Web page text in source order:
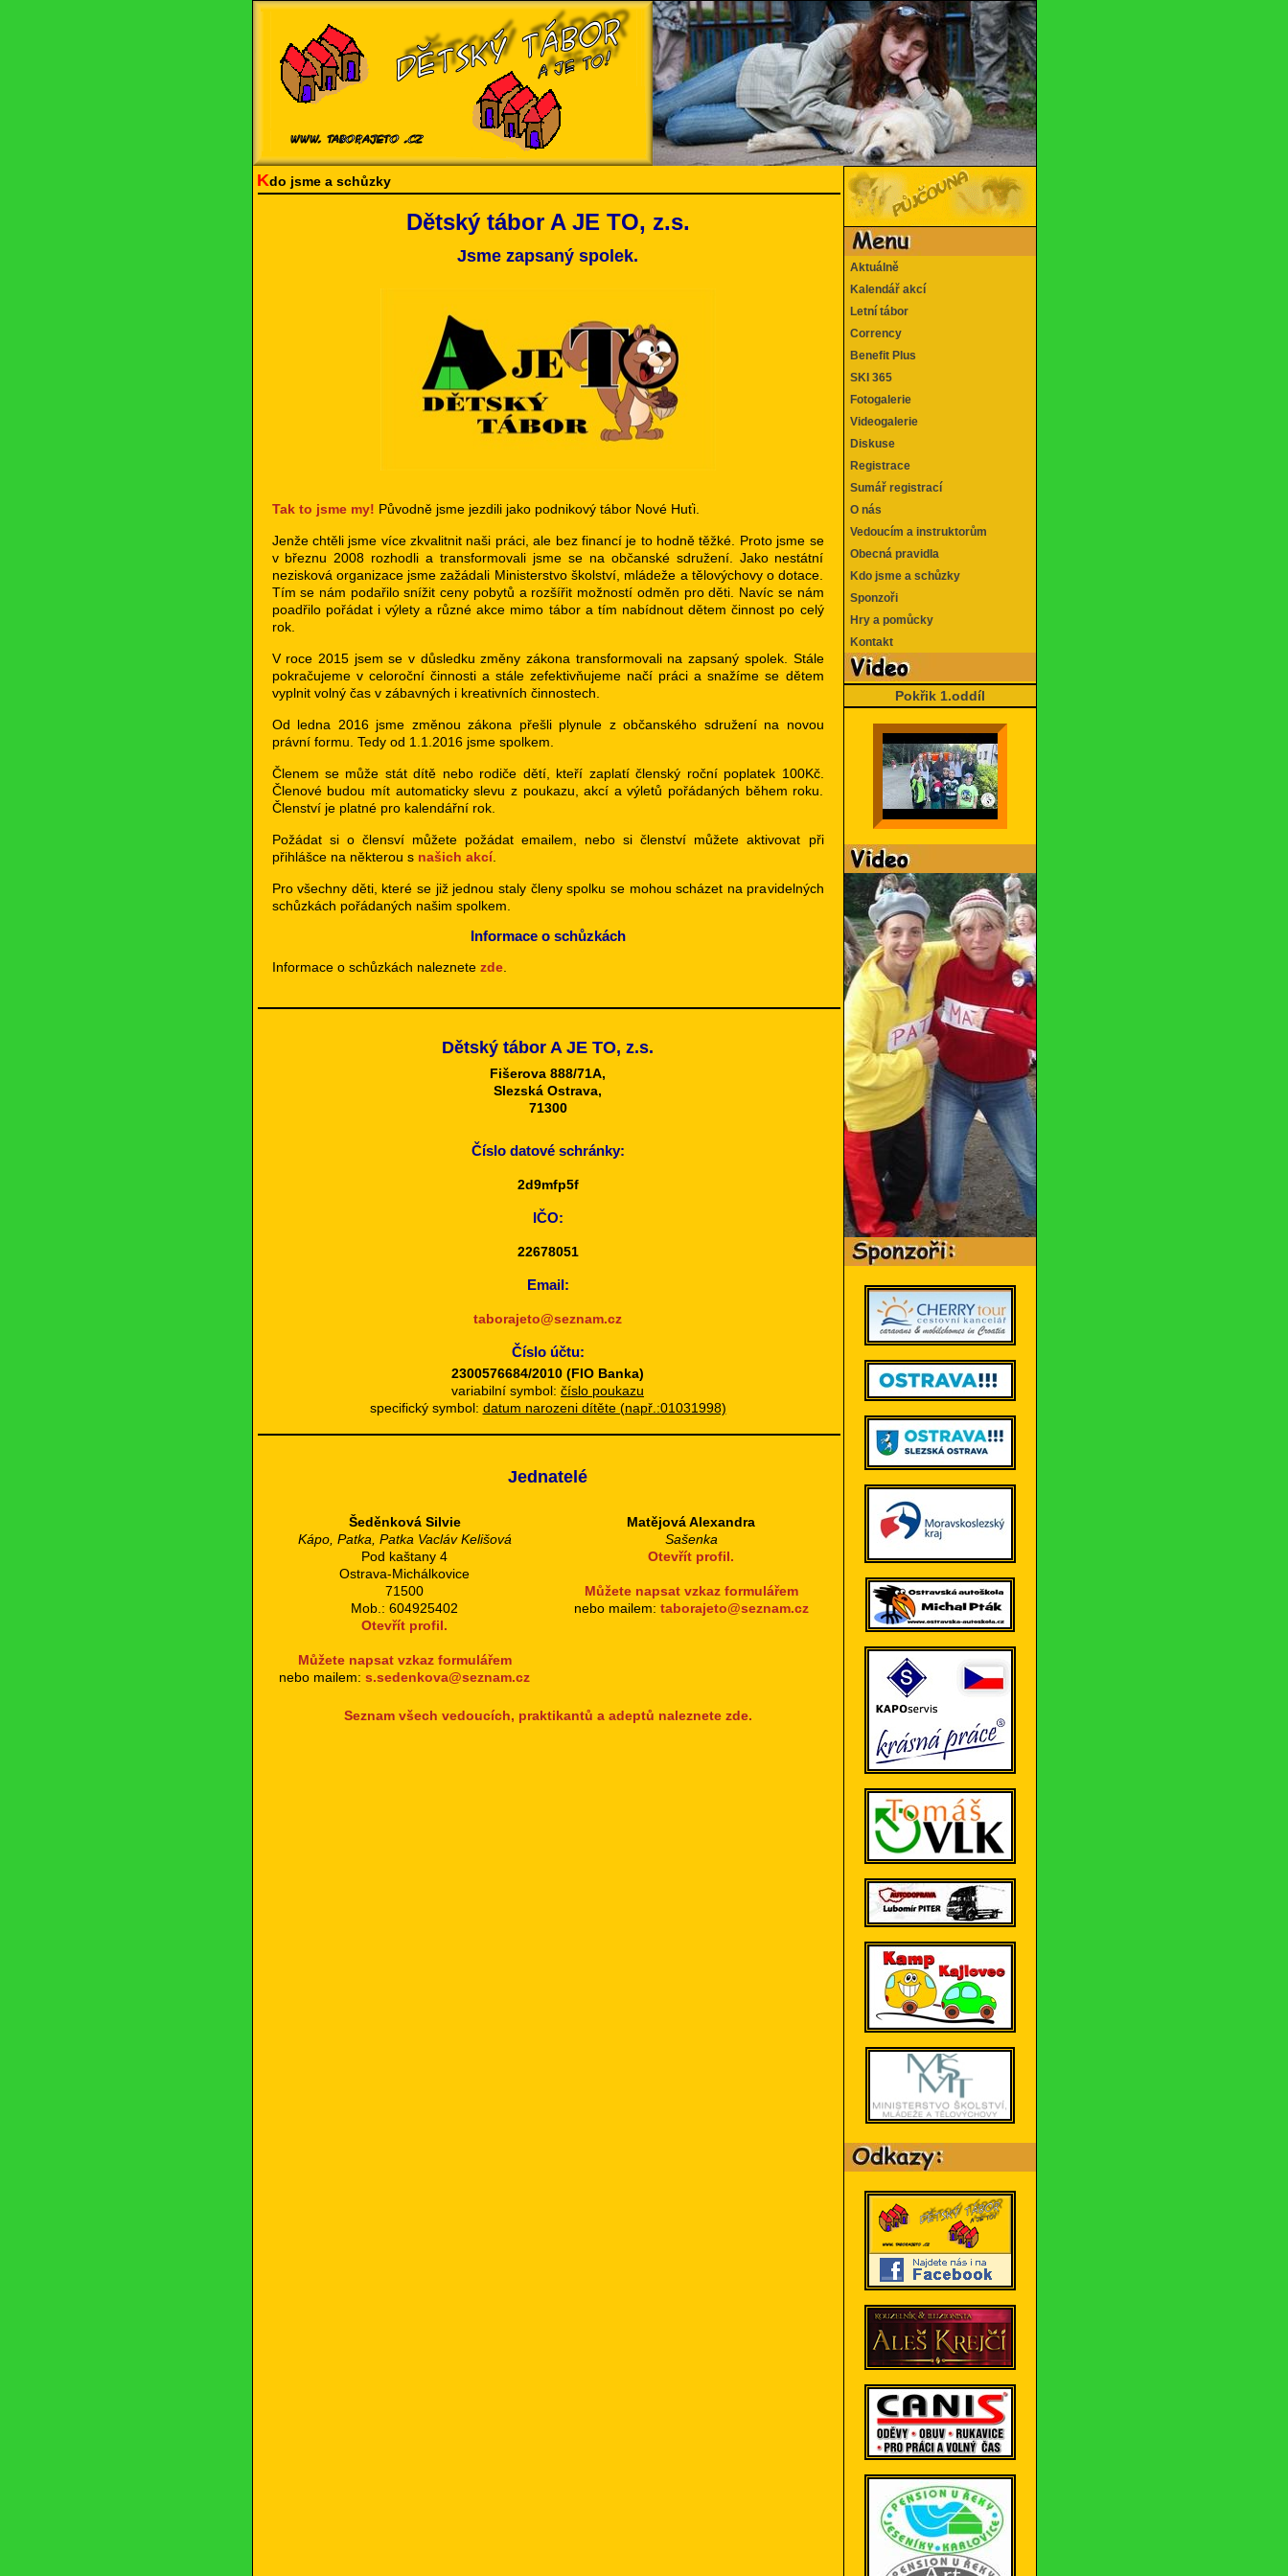
Kdo jsme a schůzky
Dětský tábor A JE TO, z.s.
Jsme zapsaný spolek.
Tak to jsme my! Původně jsme jezdili jako podnikový tábor Nové Huťi.
Jenže chtěli jsme více zkvalitnit naši práci, ale bez financí je to hodně těžké. Proto jsme se
v březnu 2008 rozhodli a transformovali jsme se na občanské sdružení. Jako nestátní
nezisková organizace jsme zažádali Ministerstvo školství, mládeže a tělovýchovy o dotace.
Tím se nám podařilo snížit ceny pobytů a rozšířit možností odměn pro děti. Navíc se nám
poadřilo pořádat i výlety a různé akce mimo tábor a tím nabídnout dětem činnost po celý
rok.
V roce 2015 jsem se v důsledku změny zákona transformovali na zapsaný spolek. Stále
pokračujeme v celoroční činnosti a stále zefektivňujeme načí práci a snažíme se dětem
vyplnit volný čas v zábavných i kreativních činnostech.
Od ledna 2016 jsme změnou zákona přešli plynule z občanského sdružení na novou
právní formu. Tedy od 1.1.2016 jsme spolkem.
Členem se může stát dítě nebo rodiče dětí, kteří zaplatí členský roční poplatek 100Kč.
Členové budou mít automaticky slevu z poukazu, akcí a výletů pořádaných během roku.
Členství je platné pro kalendářní rok.
Požádat si o člensví můžete požádat emailem, nebo si členství můžete aktivovat při
přihlášce na některou s našich akcí.
Pro všechny děti, které se již jednou staly členy spolku se mohou scházet na pravidelných
schůzkách pořádaných našim spolkem.
Informace o schůzkách
Informace o schůzkách naleznete zde.
Dětský tábor A JE TO, z.s.
Fišerova 888/71A,
Slezská Ostrava,
71300
Číslo datové schránky:
2d9mfp5f
IČO:
22678051
Email:
taborajeto@seznam.cz
Číslo účtu:
2300576684/2010 (FIO Banka)
variabilní symbol: číslo poukazu
specifický symbol: datum narozeni dítěte (např.:01031998)
Jednatelé
Šeděnková Silvie
Kápo, Patka, Patka Vacláv Kelišová
Pod kaštany 4
Ostrava-Michálkovice
71500
Mob.: 604925402
Otevřít profil.
Můžete napsat vzkaz formulářem
nebo mailem: s.sedenkova@seznam.cz
Matějová Alexandra
Sašenka
Otevřít profil.
Můžete napsat vzkaz formulářem
nebo mailem: taborajeto@seznam.cz
Seznam všech vedoucích, praktikantů a adeptů naleznete zde.
Aktuálně
Kalendář akcí
Letní tábor
Corrency
Benefit Plus
SKI 365
Fotogalerie
Videogalerie
Diskuse
Registrace
Sumář registrací
O nás
Vedoucím a instruktorům
Obecná pravidla
Kdo jsme a schůzky
Sponzoři
Hry a pomůcky
Kontakt
Pokřik 1.oddíl